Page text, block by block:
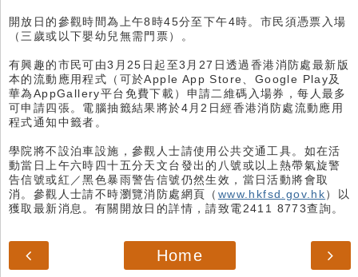
開放日的參觀時間為上午8時45分至下午4時。市民須憑票入場
（三歲或以下嬰幼兒無需門票）。
有興趣的市民可由3月25日起至3月27日透過香港消防處最新版
本的流動應用程式（可於Apple App Store、Google Play及
華為AppGallery平台免費下載）申請二維碼入場券，每人最多
可申請四張。電腦抽籤結果將於4月2日經香港消防處流動應用
程式通知中籤者。
學院將不設泊車設施，參觀人士請使用公共交通工具。如在活
動當日上午六時四十五分天文台發出的八號或以上熱帶氣旋警
告信號或紅／黑色暴雨警告信號仍然生效，當日活動將會取
消。參觀人士請不時瀏覽消防處網頁（ www.hkfsd.gov.hk）以
獲取最新消息。有關開放日的詳情，請致電2411 8773查詢。
Home